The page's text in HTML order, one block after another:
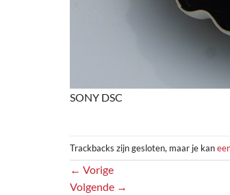
SONY DSC
Trackbacks zijn gesloten, maar je kan
← Vorige
Volgende →